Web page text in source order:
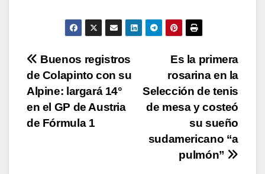
b
o
k
Li
n
ar
tir
Navegación
de
entradas
Es la primera
rosarina en la
Selección de tenis
de mesa y costeó
su sueño
sudamericano “a
pulmón”
Buenos registros
de Colapinto con su
Alpine: largará 14°
en el GP de Austria
de Fórmula 1